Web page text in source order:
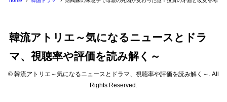
韓流アトリエ～気になるニュースとドラ
マ、視聴率や評価を読み解く～
© 韓流アトリエ～気になるニュースとドラマ、視聴率や評価を読み解く～. All
Rights Reserved.